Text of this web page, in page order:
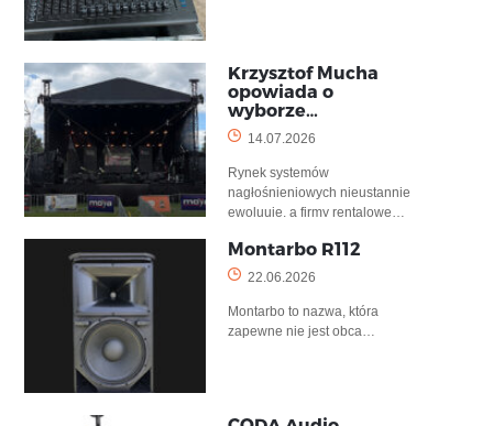
Krzysztof Mucha
opowiada o
wyborze…
14.07.2026
Rynek systemów
nagłośnieniowych nieustannie
ewoluuje, a firmy rentalowe…
Montarbo R112
22.06.2026
Montarbo to nazwa, która
zapewne nie jest obca…